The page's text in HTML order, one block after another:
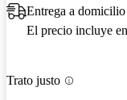
Entrega a
El precio incluye
Trato justo